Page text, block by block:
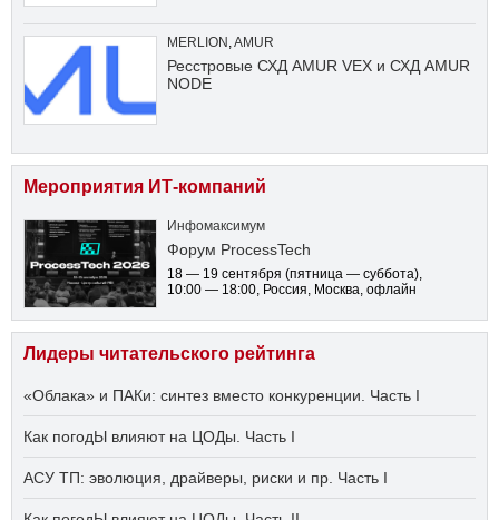
MERLION AMUR
Ресстровые СХД AMUR VEX и СХД AMUR
NODE
Мероприятия ИТ-компаний
Инфомаксимум
Форум ProcessTech
18 — 19 сентября (пятница — суббота)
10:00 — 18:00 , Россия, Москва, офлайн
Лидеры читательского рейтинга
«Облака» и ПАКи: синтез вместо конкуренции. Часть I
Как погодЫ влияют на ЦОДы. Часть I
АСУ ТП: эволюция, драйверы, риски и пр. Часть I